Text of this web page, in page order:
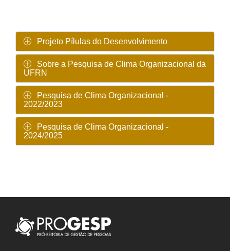
Projeto Pílulas do Desenvolvimento
Sobre a Pesquisa de Clima Organizacional da
UFRN
Pesquisa de Clima Organizacional -
2022/2023
Pesquisa de Clima Organizacional -
2024/2025